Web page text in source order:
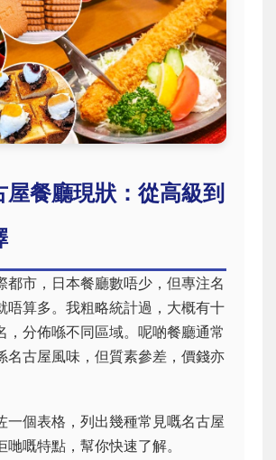
屋餐廳現狀：從高級到
都市，日本餐廳數唔少，但專注名
唔算多。我粗略統計過，大概有十
，分佈喺不同區域。呢啲餐廳通常
名古屋風味，但質素參差，價錢亦
一個表格，列出幾種常見嘅名古屋
哋嘅特點，幫你快速了解。